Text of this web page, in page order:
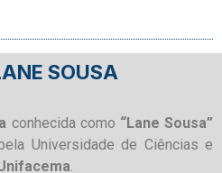
SOUSA
conhecida como “Lane Sousa”
Universidade de Ciências e
.